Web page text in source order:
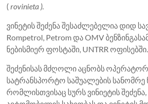
(rovinieta ).
ვინეტის შეძენა შესაძლებელია დიდ
Rompetrol, Petrom და OMV
ნებისმიერ ფოსტაში, UNTRR ოფისებში.
შეძენისას მძღოლი აცნობს
სატრანსპორტო საშუალების სანომრე
რომლისთვისაც სურს ვინიეტის შეძენა,